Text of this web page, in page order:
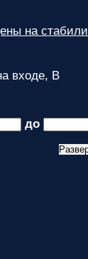
на
входе, В
до